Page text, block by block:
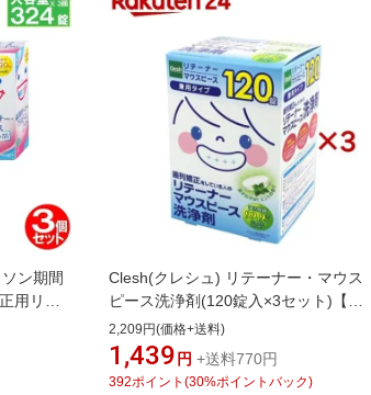
ン期間
用リテ
108錠
スガー
)】
Clesh(クレシュ) リテーナー・マウス
ピース洗浄剤(120錠入×3セット)【ク
レシュ(Clesh)】
2,209円(価格+送料)
1,439 円 +送料770円
392ポイント (30%ポイントバック)